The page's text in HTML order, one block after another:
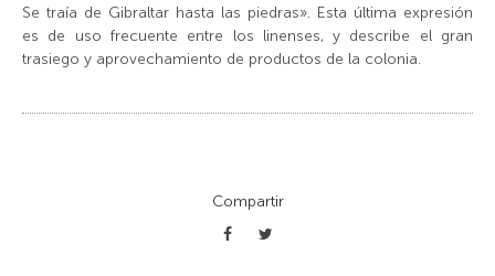
Se traía de Gibraltar hasta las piedras». Esta última expresión
es de uso frecuente entre los linenses, y describe el gran
trasiego y aprovechamiento de productos de la colonia.
Compartir